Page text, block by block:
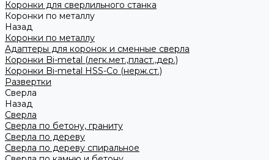
Коронки для сверлильного станка
Коронки по металлу
Назад
Коронки по металлу
Адаптеры для коронок и сменные сверла
Коронки Bi-metal (легк.мет.,пласт.,дер.)
Коронки Bi-metal HSS-Co (нерж.ст.)
Развертки
Сверла
Назад
Сверла
Сверла по бетону, граниту
Сверла по дереву
Сверла по дереву спиральное